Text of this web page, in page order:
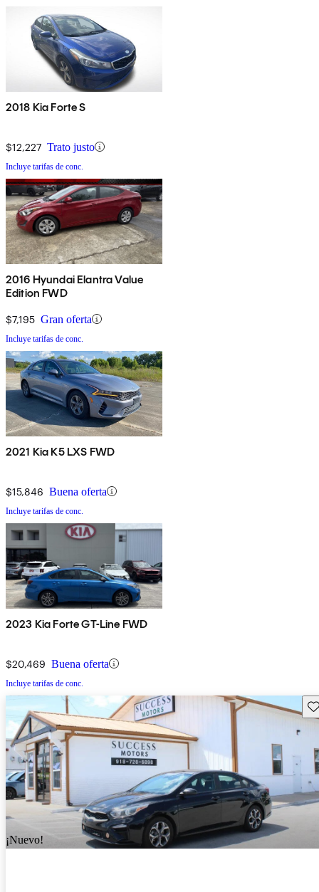
2018 Kia Forte S
$12,227 Trato justo
Incluye tarifas de conc.
2016 Hyundai Elantra Value
Edition FWD
$7,195 Gran oferta
Incluye tarifas de conc.
2021 Kia K5 LXS FWD
$15,846 Buena oferta
Incluye tarifas de conc.
2023 Kia Forte GT-Line FWD
$20,469 Buena oferta
Incluye tarifas de conc.
¡Nuevo!